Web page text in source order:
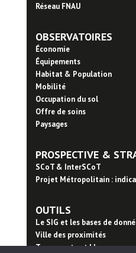
Réseau FNAU
OBSERVATOIRES
Économie
Équipements
Habitat & Population
Mobilité
Occupation du sol
Offre de soins
Paysages
PROSPECTIVE &
SCoT & InterSCoT
Projet Métropolitain :
OUTILS
Le SIG et les bases de
Ville des proximités
Trame verte et bleue